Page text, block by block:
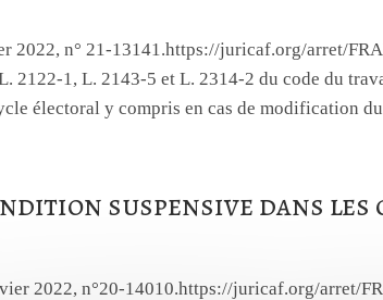
2022, n° 21-13141.https://juricaf.org/arret/
2122-1, L. 2143-5 et L. 2314-2 du code du
électoral y compris en cas de modification
suspensive dans les
2022, n°20-14010.https://juricaf.org/arret/